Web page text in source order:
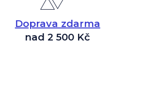
Doprava zdarma
nad 2 500 Kč